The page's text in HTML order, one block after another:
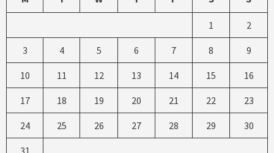
1 2
3 4 5 6 7 8 9
10 11 12 13 14 15 16
17 18 19 20 21 22 23
24 25 26 27 28 29 30
31